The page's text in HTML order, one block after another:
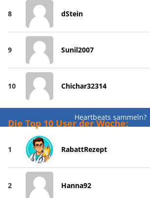
8 dStein
9 Sunil2007
10 Chichar32314
Heartbeats sammeln?
Die Top 10 User der Woche:
1 RabattRezept
2 Hanna92